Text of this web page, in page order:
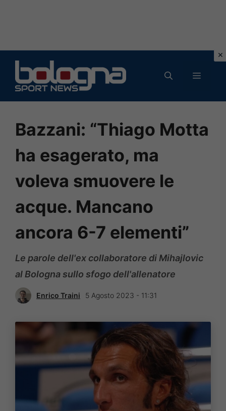
contenuto
MENU
Bazzani: “Thiago Motta
ha esagerato, ma
voleva smuovere le
acque. Mancano
ancora 6-7 elementi”
Le parole dell'ex collaboratore di Mihajlovic
al Bologna sullo sfogo dell'allenatore
Enrico Traini 5 Agosto 2023 - 11:31